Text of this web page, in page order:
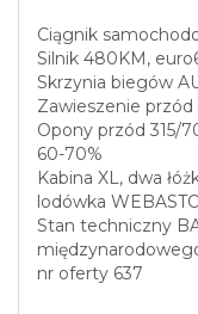
Ciągnik
Silnik 480KM,
Skrzynia biegów
Zawieszenie przód
Opony przód 315/
60-70%
Kabina XL, dwa
lodówka
Stan techniczny
nr oferty 637